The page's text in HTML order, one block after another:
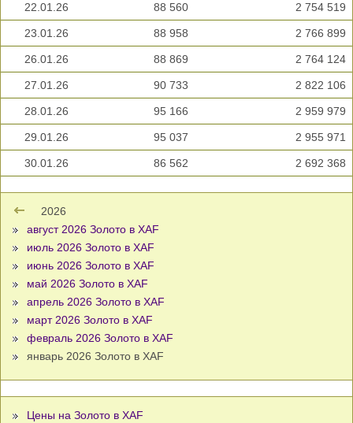
22.01.26 88 560 2 754 519
23.01.26 88 958 2 766 899
26.01.26 88 869 2 764 124
27.01.26 90 733 2 822 106
28.01.26 95 166 2 959 979
29.01.26 95 037 2 955 971
30.01.26 86 562 2 692 368
2026
август 2026 Золото в XAF
июль 2026 Золото в XAF
июнь 2026 Золото в XAF
май 2026 Золото в XAF
апрель 2026 Золото в XAF
март 2026 Золото в XAF
февраль 2026 Золото в XAF
январь 2026 Золото в XAF
Цены на Золото в XAF